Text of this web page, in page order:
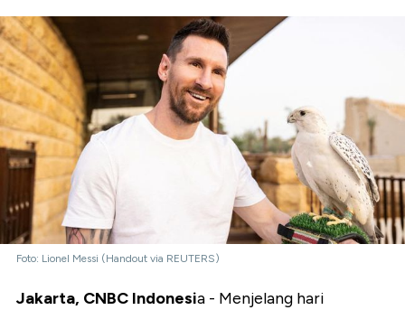
Foto: Lionel Messi (Handout via REUTERS)
Jakarta, CNBC Indonesia - Menjelang hari